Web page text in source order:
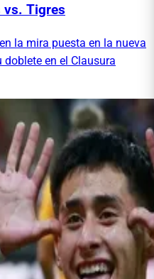
vs. Tigres
la mira puesta en la nueva
en el Clausura